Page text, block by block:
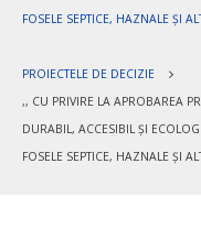
FOSELE SEPTICE, HAZNALE ȘI
PROIECTELE DE DECIZIE
,, CU PRIVIRE LA APROBAREA
DURABIL, ACCESIBIL ȘI
FOSELE SEPTICE, HAZNALE ȘI